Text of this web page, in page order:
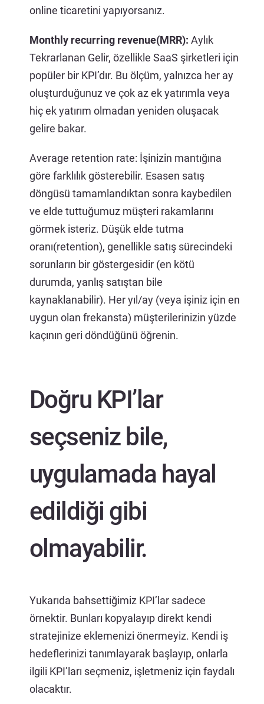
online ticaretini yapıyorsanız.
Monthly recurring revenue(MRR): Aylık
Tekrarlanan Gelir, özellikle SaaS şirketleri için
popüler bir KPI’dır. Bu ölçüm, yalnızca her ay
oluşturduğunuz ve çok az ek yatırımla veya
hiç ek yatırım olmadan yeniden oluşacak
gelire bakar.
Average retention rate: İşinizin mantığına
göre farklılık gösterebilir. Esasen satış
döngüsü tamamlandıktan sonra kaybedilen
ve elde tuttuğumuz müşteri rakamlarını
görmek isteriz. Düşük elde tutma
oranı(retention), genellikle satış sürecindeki
sorunların bir göstergesidir (en kötü
durumda, yanlış satıştan bile
kaynaklanabilir). Her yıl/ay (veya işiniz için en
uygun olan frekansta) müşterilerinizin yüzde
kaçının geri döndüğünü öğrenin.
Doğru KPI’lar
seçseniz bile,
uygulamada hayal
edildiği gibi
olmayabilir.
Yukarıda bahsettiğimiz KPI’lar sadece
örnektir. Bunları kopyalayıp direkt kendi
stratejinize eklemenizi önermeyiz. Kendi iş
hedeflerinizi tanımlayarak başlayıp, onlarla
ilgili KPI’ları seçmeniz, işletmeniz için faydalı
olacaktır.